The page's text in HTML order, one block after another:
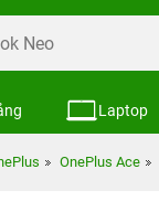
Laptop
OnePlus Ace